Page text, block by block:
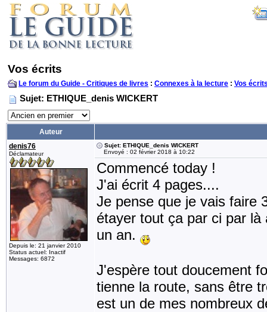
Vos écrits
Le forum du Guide - Critiques de livres : Connexes à la lecture : Vos
Sujet: ETHIQUE_denis WICKERT
Auteur
denis76
Déclamateur
Depuis le: 21 janvier 2010
Status actuel: Inactif
Messages: 6872
Sujet: ETHIQUE_denis WICKERT
Envoyé : 02 février 2018 à 10:22
Commencé today !
J'ai écrit 4 pages....
Je pense que je vais faire
étayer tout ça par ci par
un an.
J'espère tout doucement
tienne la route, sans être
est un de mes nombreux